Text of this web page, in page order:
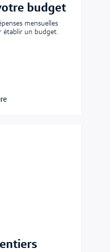
budget
mensuelles
établir un budget.